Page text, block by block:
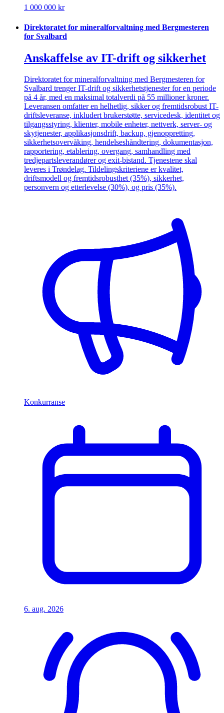
1 000 000 kr
Direktoratet for mineralforvaltning med Bergmesteren
for Svalbard
Anskaffelse av IT-drift og sikkerhet
Direktoratet for mineralforvaltning med Bergmesteren for
Svalbard trenger IT-drift og sikkerhetstjenester for en periode
på 4 år, med en maksimal totalverdi på 55 millioner kroner.
Leveransen omfatter en helhetlig, sikker og fremtidsrobust IT-
driftsleveranse, inkludert brukerstøtte, servicedesk, identitet og
tilgangsstyring, klienter, mobile enheter, nettverk, server- og
skytjenester, applikasjonsdrift, backup, gjenoppretting,
sikkerhetsovervåking, hendelseshåndtering, dokumentasjon,
rapportering, etablering, overgang, samhandling med
tredjepartsleverandører og exit-bistand. Tjenestene skal
leveres i Trøndelag. Tildelingskriteriene er kvalitet,
driftsmodell og fremtidsrobusthet (35%), sikkerhet,
personvern og etterlevelse (30%), og pris (35%).
Konkurranse
6. aug. 2026